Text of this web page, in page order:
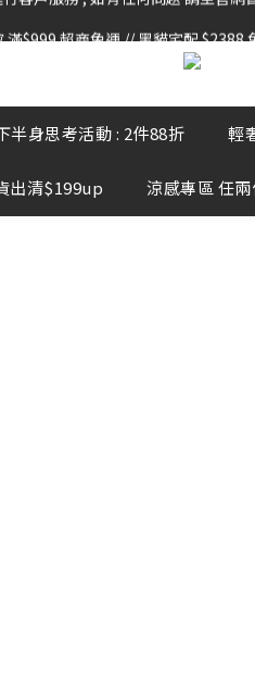
客戶服務 , 如有任何問題 請至官網
滿$999 超商免運 // 黑貓宅配 $2388
半身思考活動 : 2件88折 輕
出清$199up 涼感專區 任